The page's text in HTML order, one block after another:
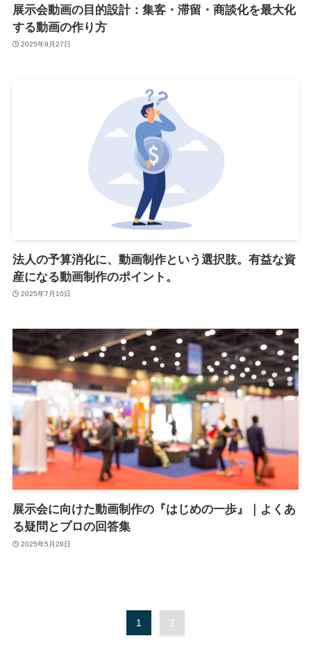
展示会動画の目的設計：集客・滞留・商談化を最大化
する動画の作り方
2025年9月27日
法人の予算消化に、動画制作という選択肢。有益な資
産になる動画制作のポイント。
2025年7月10日
展示会に向けた動画制作の『はじめの一歩』｜よくあ
る疑問とプロの回答集
2025年5月28日
1 2